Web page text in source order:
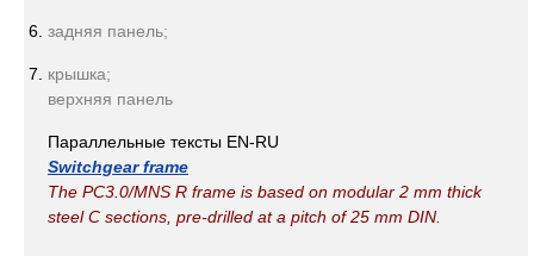
задняя панель;
крышка;
верхняя панель
Параллельные тексты EN-RU
Switchgear frame
The PC3.0/MNS R frame is based on modular 2 mm thick
steel C sections, pre-drilled at a pitch of 25 mm DIN.